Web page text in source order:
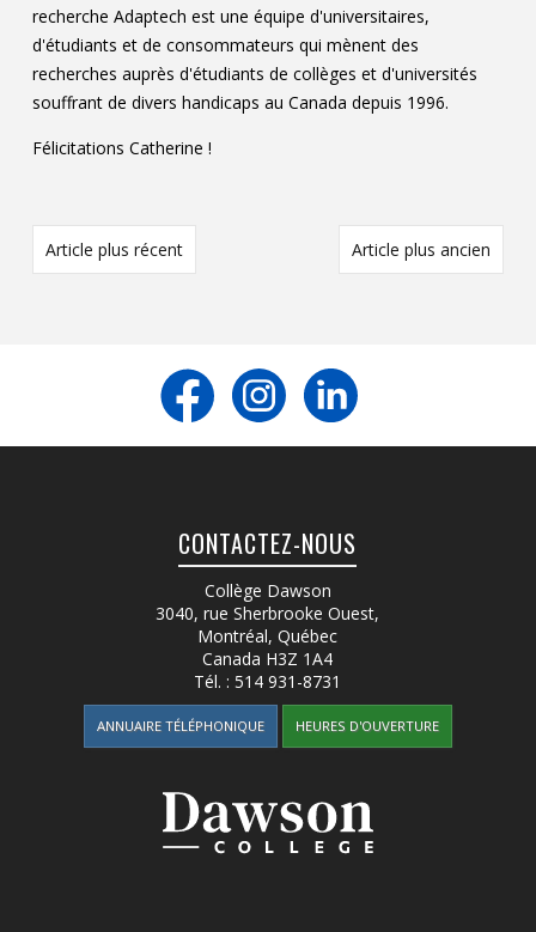
recherche Adaptech est une équipe d'universitaires,
d'étudiants et de consommateurs qui mènent des
recherches auprès d'étudiants de collèges et d'universités
souffrant de divers handicaps au Canada depuis 1996.
Félicitations Catherine !
Article plus ancien
Article plus récent
CONTACTEZ-NOUS
Collège Dawson
3040, rue Sherbrooke Ouest,
Montréal, Québec
Canada H3Z 1A4
Tél. :514 931-8731
ANNUAIRE TÉLÉPHONIQUE HEURES D'OUVERTURE